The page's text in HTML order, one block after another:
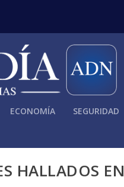
ECONOMÍA SEGURIDAD
HALLADOS EN